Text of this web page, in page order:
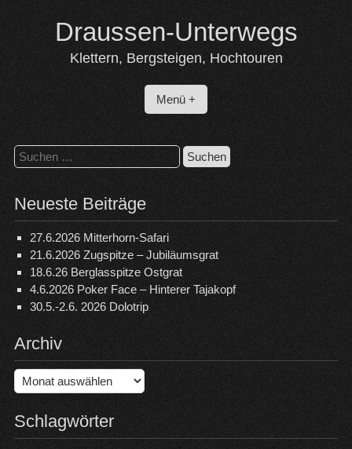
content
Draussen-Unterwegs
Klettern, Bergsteigen, Hochtouren
Menü +
Suchen
nach:
Neueste Beiträge
27.6.2026 Mitterhorn-Safari
21.6.2026 Zugspitze – Jubiläumsgrat
18.6.26 Berglasspitze Ostgrat
4.6.2026 Poker Face – Hinterer Tajakopf
30.5.-2.6. 2026 Dolotrip
Archiv
Archiv
Schlagwörter